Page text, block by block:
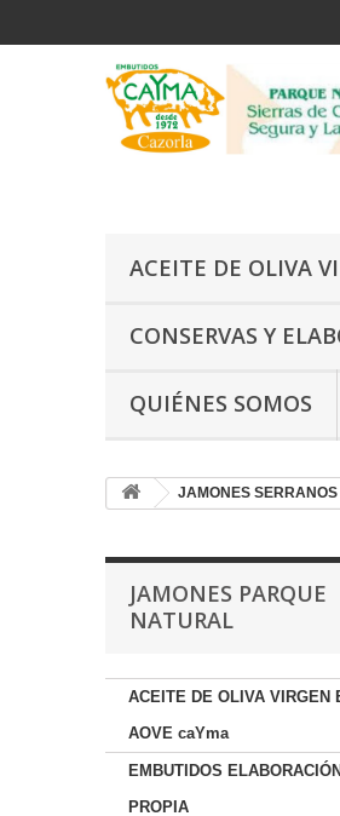
ACEITE DE OLIVA
CONSERVAS Y
QUIÉNES SOMOS
JAMONES
JAMONES PARQUE
NATURAL
ACEITE DE OLIVA VIRGEN
AOVE caYma
EMBUTIDOS ELABORACIÓN
PROPIA